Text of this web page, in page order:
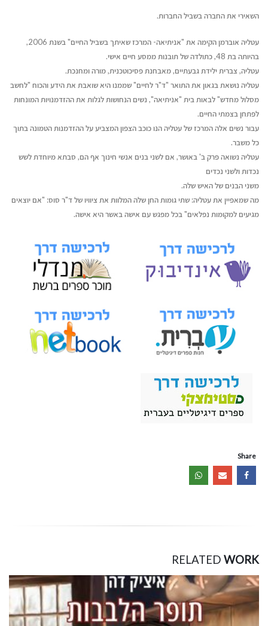
השאירי את החברה בשביל החברות.
עטליה אוברמן הקימה את "אניתיאה- המרכז שאיתך בשביל החיים" בשנת 2006,
בהיותה בת 48, כתולדה של תובנות ממסע חיים אישי.
עטליה, צברית ילידת גבעתיים, מאבחנת פסיכוטכנית, מורה ומחנכת.
עטליה נושאת בגאון את התואר "ד"ר לחיים" שממנו היא שואבת את הידע והכוח "לחשב
מסלול מחדש" לבאות בית "אניתיאה", נשים הנחושות לגלות את ההזדמנויות המונחות
לפתחן בצמתי החיים.
עבור נשים אלה המרכז של עטליה הנו כוכב הצפון המצביע על ההזדמנות הטמונה בתוך
כל משבר.
עטליה נשואה פרק ב' באושר, אם לשני בנים אנשי חינוך אף הם, סבתא מיוחדת לשש
נכדות ולשני נכדים
משני הבנים של האיש שלה.
מה שמאפיין את עטליה: שתי גומות החן שלה המלוות את ציוויו של ד"ר סוס: "אם יוצאים
מגיעים למקומות נפלאים" בכל מפגש עם אישה באשר היא אישה.
Share
RELATED WORK